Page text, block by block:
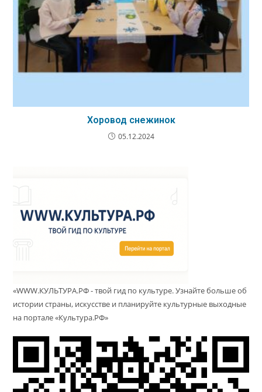
Хоровод снежинок
05.12.2024
«WWW.КУЛЬТУРА.РФ - твой гид по культуре. Узнайте больше об
истории страны, искусстве и планируйте культурные выходные
на портале «Культура.РФ»